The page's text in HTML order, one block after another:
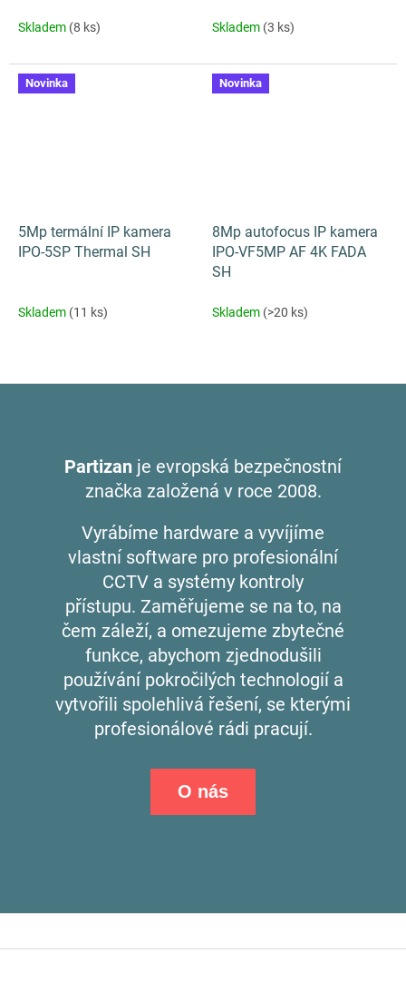
Skladem (8 ks) Skladem (3 ks)
Novinka
5Mp termální IP kamera
IPO-5SP Thermal SH
Skladem (11 ks)
Novinka
8Mp autofocus IP kamera
IPO-VF5MP AF 4K FADA
SH
Skladem (>20 ks)
Partizan je evropská bezpečnostní
značka založená v roce 2008.
Vyrábíme hardware a vyvíjíme
vlastní software pro profesionální
CCTV a systémy kontroly
přístupu. Zaměřujeme se na to, na
čem záleží, a omezujeme zbytečné
funkce, abychom zjednodušili
používání pokročilých technologií a
vytvořili spolehlivá řešení, se kterými
profesionálové rádi pracují.
O nás